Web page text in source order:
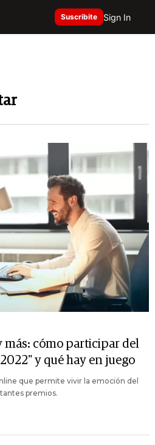
Suscribite Sign In
más: cómo participar del
y qué hay en juego
que permite vivir la emoción del
premios.